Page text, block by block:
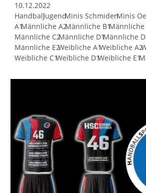
10.12.2022
HandballJugendMinis SchmidenMinis
A1Männliche A2Männliche B1Männliche
Männliche C2Männliche D1Männliche
Männliche E2Weibliche A1Weibliche A2
Weibliche C1Weibliche D1Weibliche E1